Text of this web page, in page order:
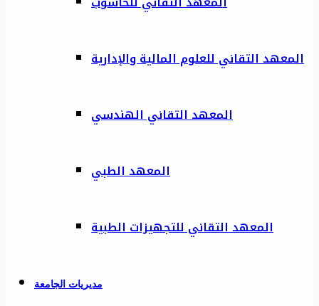
المعهد التقاني للعلوم المالية والإدارية
المعهد التقاني الهندسي
المعهد الطبي
المعهد التقاني للتجهيزات الطبية
مديريات الجامعة